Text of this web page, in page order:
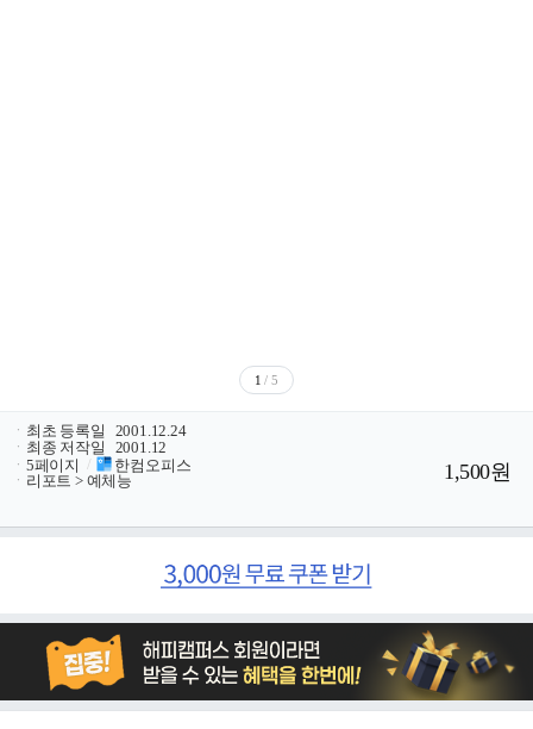
1 / 5
ㆍ 최초 등록일
2001.12.24
ㆍ 최종 저작일
2001.12
ㆍ 5페이지 /
한컴오피스
ㆍ 리포트 > 예체능 1,500원